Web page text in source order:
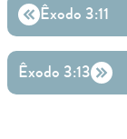
Êxodo 3:11
Êxodo 3:13